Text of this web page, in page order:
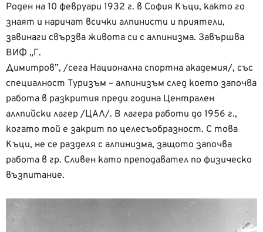
Роден на 10 февруари 1932 г. в София Къци, както го
знаят и наричат всички алпинисти и приятели,
завинаги свързва живота си с алпинизма. Завършва
ВИФ „Г.
Димитров”, /сега Национална спортна академия/, със
специалност Туризъм – алпинизъм след което започва
работа в разкрития преди година Централен
аллпийски лагер /ЦАЛ/. В лагера работи до 1956 г.,
когато той е закрит по целесъобразност. С това
Къци, не се разделя с алпинизма, защото започва
работа в гр. Сливен като преподавател по физическо
възпитание.